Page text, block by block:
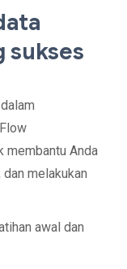
sukses
membantu Anda
melakukan
awal dan